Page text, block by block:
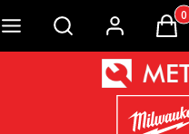
Otwórz wyszukiwarkę